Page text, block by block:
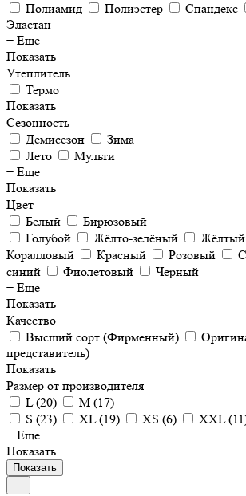
Полиамид
Полиэстер Спандекс
Эластан
+ Еще
Показать
Утеплитель
Термо
Показать
Сезонность
Демисезон
Зима
Лето
Мульти
+ Еще
Показать
Цвет
Белый
Бирюзовый
Голубой
Жёлто-зелёный Жёлтый
Коралловый
Красный Розовый
синий
Фиолетовый
Черный
+ Еще
Показать
Качество
Высший сорт (Фирменный)
представитель)
Показать
Размер от производителя
L(20) M (17)
S (23) XL(19) XS (6) XXL(11
+ Еще
Показать
Показать